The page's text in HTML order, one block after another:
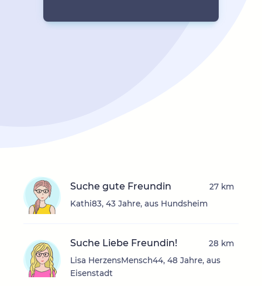
Suche gute Freundin
Kathi83, 43 Jahre, aus Hundsheim
27 km
Suche Liebe Freundin!
Lisa HerzensMensch44, 48 Jahre, aus
Eisenstadt
28 km